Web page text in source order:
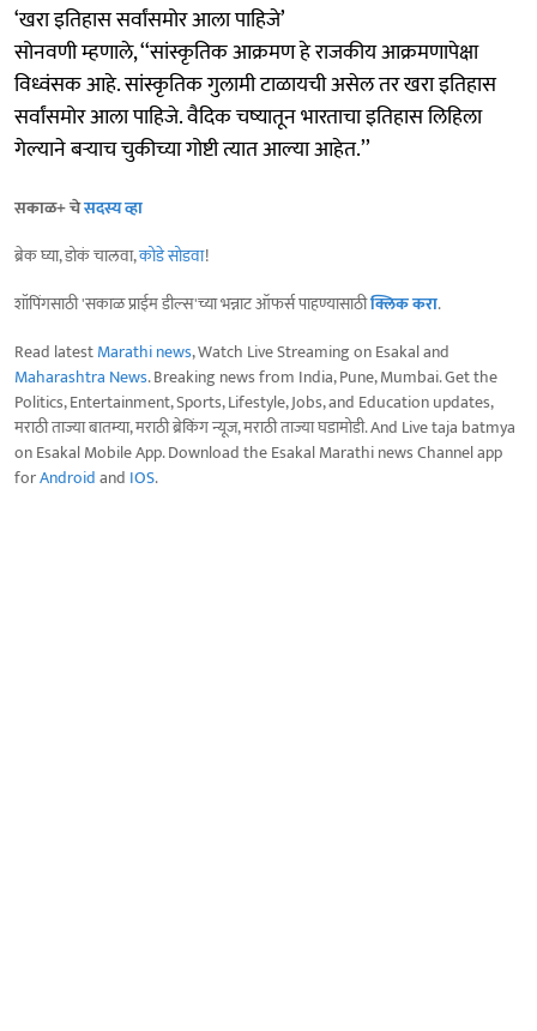
‘खरा इतिहास सर्वांसमोर आला पाहिजे’
सोनवणी म्हणाले, ‘‘सांस्कृतिक आक्रमण हे राजकीय आक्रमणापेक्षा
विध्वंसक आहे. सांस्कृतिक गुलामी टाळायची असेल तर खरा इतिहास
सर्वांसमोर आला पाहिजे. वैदिक चष्यातून भारताचा इतिहास लिहिला
गेल्याने बऱ्याच चुकीच्या गोष्टी त्यात आल्या आहेत.’’
सकाळ+ चेसदस्य व्हा
ब्रेक घ्या, डोकं चालवा,कोडे सोडवा!
शॉपिंगसाठी 'सकाळ प्राईम डील्स'च्या भन्नाट ऑफर्स पाहण्यासाठीक्लिक करा.
Read latestMarathi news, Watch Live Streaming on Esakal and
Maharashtra News. Breaking news from India, Pune, Mumbai. Get the
Politics, Entertainment, Sports, Lifestyle, Jobs, and Education updates,
मराठी ताज्या बातम्या, मराठी ब्रेकिंग न्यूज, मराठी ताज्या घडामोडी. And Live taja batmya
on Esakal Mobile App. Download the Esakal Marathi news Channel app
forAndroidand IOS.